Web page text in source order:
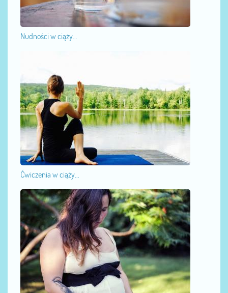
Nudności w ciąży...
Ćwiczenia w ciąży...